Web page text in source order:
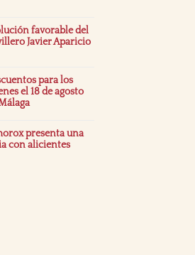
favorable del
Javier Aparicio
para los
el 18 de agosto
presenta una
con alicientes